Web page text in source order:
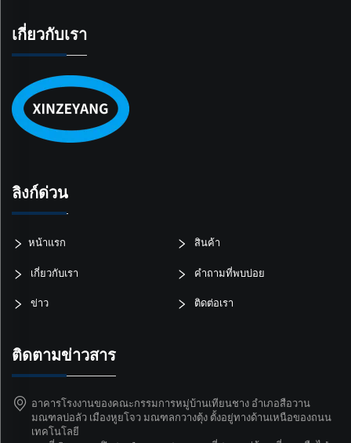
เกี่ยวกับเรา
ลิงก์ด่วน
หน้าแรก สินค้า
เกี่ยวกับเรา คำถามที่พบบ่อย
ข่าว ติดต่อเรา
ติดตามข่าวสาร
อาคารโรงงานของคณะกรรมการหมู่บ้านเทียนชาง อำเภอสือวาน
มณฑลบ่อลัว เมืองหูยโจว มณฑลกวางตุ้ง ตั้งอยู่ทางด้านเหนือของถนน
เทคโนโลยี